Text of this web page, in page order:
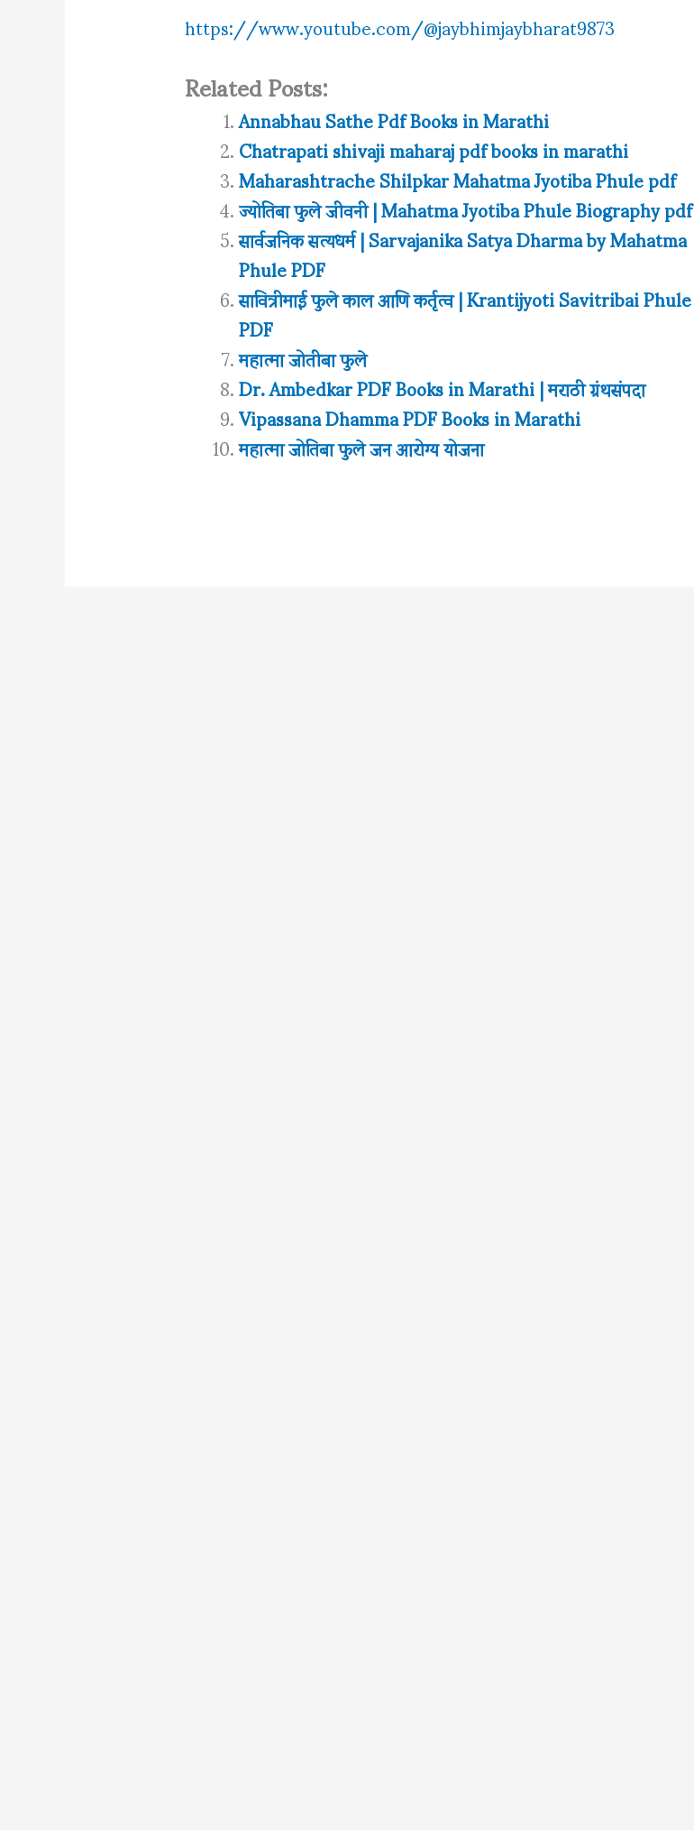
https://www.youtube.com/@jaybhimjaybharat9873
Related Posts:
Annabhau Sathe Pdf Books in Marathi
Chatrapati shivaji maharaj pdf books in marathi
Maharashtrache Shilpkar Mahatma Jyotiba Phule pdf
ज्योतिबा फुले जीवनी | Mahatma Jyotiba Phule Biography pdf
सार्वजनिक सत्यधर्म | Sarvajanika Satya Dharma by Mahatma
Phule PDF
सावित्रीमाई फुले काल आणि कर्तृत्व | Krantijyoti Savitribai Phule
PDF
महात्मा जोतीबा फुले
Dr. Ambedkar PDF Books in Marathi | मराठी ग्रंथसंपदा
Vipassana Dhamma PDF Books in Marathi
महात्मा जोतिबा फुले जन आरोग्य योजना